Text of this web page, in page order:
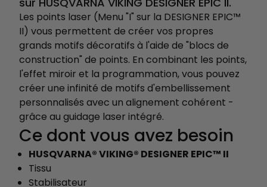
Les points laser (Menu "I" sur la DESIGNER EPIC™
II) vous permettent de créer vos propres
grands motifs décoratifs à l'aide de "blocs de
construction" de points. En combinant les points,
l'effet miroir et la programmation, vous pouvez
créer une infinité de motifs d'embellissement
personnalisés avec un alignement cohérent -
grâce au guidage laser intégré.
Ce dont vous avez besoin
HUSQVARNA® VIKING® DESIGNER EPIC™ II
Tissu
Stabilisateur